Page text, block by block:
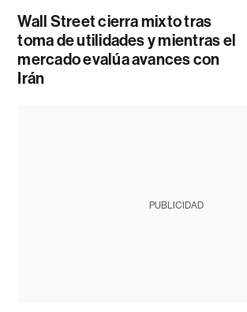
Wall Street cierra mixto tras
toma de utilidades y mientras el
mercado evalúa avances con
Irán
PUBLICIDAD